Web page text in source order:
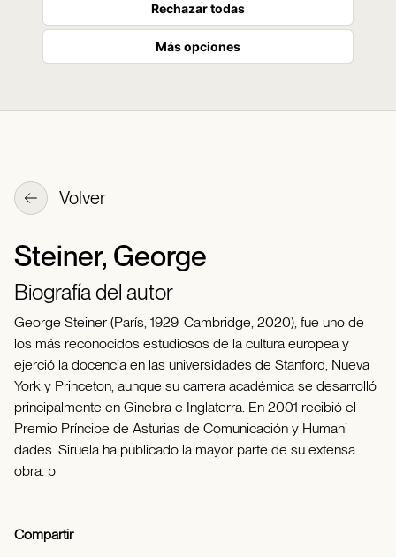
Rechazar todas
Más opciones
Volver
Steiner, George
Biografía del autor
George Steiner (París, 1929-Cambridge, 2020), fue uno de
los más reconocidos estudiosos de la cultura europea y
ejerció la docencia en las universidades de Stanford, Nueva
York y Princeton, aunque su carrera académica se desarrolló
principalmente en Ginebra e Inglaterra. En 2001 recibió el
Premio Príncipe de Asturias de Comunicación y Humani
dades. Siruela ha publicado la mayor parte de su extensa
obra. p
Compartir